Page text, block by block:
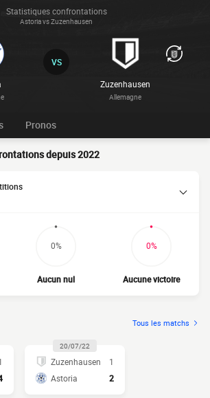
Statistiques confrontations
Astoria vs Zuzenhausen
Zuzenhausen
Allemagne
VS
Pronos
depuis 2022
0%
Aucun nul
0%
Aucune victoire
Tous les matchs
20/07/22
Zuzenhausen
1
Astoria
2